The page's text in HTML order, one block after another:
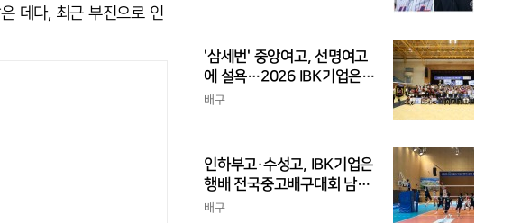
데다, 최근 부진으로 인
'삼세번' 중앙여고, 선명여고
에 설욕…2026 IBK기업은행
배 전국중고배구대회 우승
배구
인하부고·수성고, IBK기업은
행배 전국중고배구대회 남고
부 결승 격돌
배구